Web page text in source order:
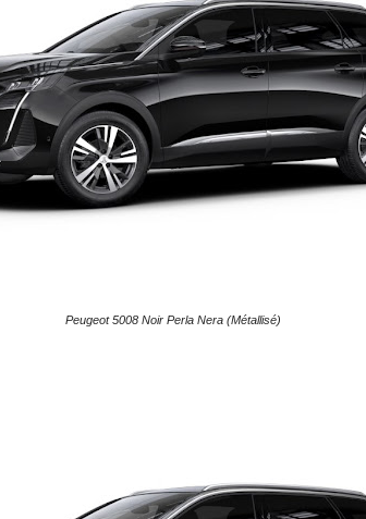
Peugeot 5008 Noir Perla Nera (Métallisé)